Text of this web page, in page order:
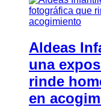
Aldeas
una
rinde
en